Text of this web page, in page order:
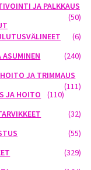
JA PALKKAUS
(50)
(6)
(240)
JA TRIMMAUS
(111)
JA HOITO
(110)
(32)
(55)
(329)